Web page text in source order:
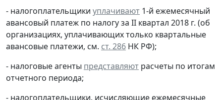
- налогоплательщики уплачивают 1-й ежемесячный
авансовый платеж по налогу за II квартал 2018 г. (об
организациях, уплачивающих только квартальные
авансовые платежи, см. ст. 286 НК РФ);
- налоговые агенты представляют расчеты по итогам
отчетного периода;
- налогоплательщики, исчисляющие ежемесячные